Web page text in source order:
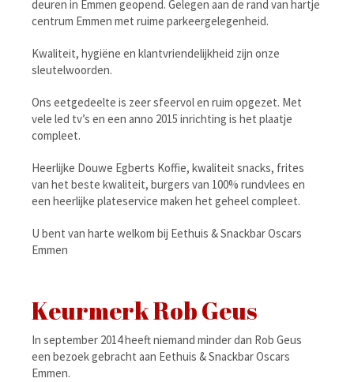
deuren in Emmen geopend. Gelegen aan de rand van hartje
centrum Emmen met ruime parkeergelegenheid.
Kwaliteit, hygiëne en klantvriendelijkheid zijn onze
sleutelwoorden.
Ons eetgedeelte is zeer sfeervol en ruim opgezet. Met
vele led tv’s en een anno 2015 inrichting is het plaatje
compleet.
Heerlijke Douwe Egberts Koffie, kwaliteit snacks, frites
van het beste kwaliteit, burgers van 100% rundvlees en
een heerlijke plateservice maken het geheel compleet.
U bent van harte welkom bij Eethuis & Snackbar Oscars
Emmen
Keurmerk Rob Geus
In september 2014 heeft niemand minder dan Rob Geus
een bezoek gebracht aan Eethuis & Snackbar Oscars
Emmen.